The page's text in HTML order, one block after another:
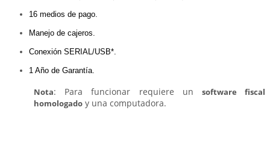
16 medios de pago.
Manejo de cajeros.
Conexión SERIAL/USB*.
1 Año de Garantía.
Nota: Para funcionar requiere un software fiscal
homologado y una computadora.